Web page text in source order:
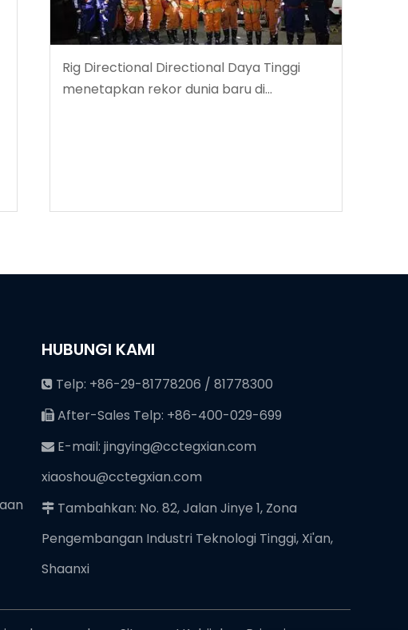
Rig Directional Directional Daya Tinggi
menetapkan rekor dunia baru di
HUBUNGI KAMI
 Telp: +86-29-81778206 / 81778300
 After-Sales Telp: +86-400-029-699
 E-mail:jingying@cctegxian.com
xiaoshou@cctegxian.com
 Tambahkan: No. 82, Jalan Jinye 1, Zona
Pengembangan Industri Teknologi Tinggi, Xi'an,
Shaanxi